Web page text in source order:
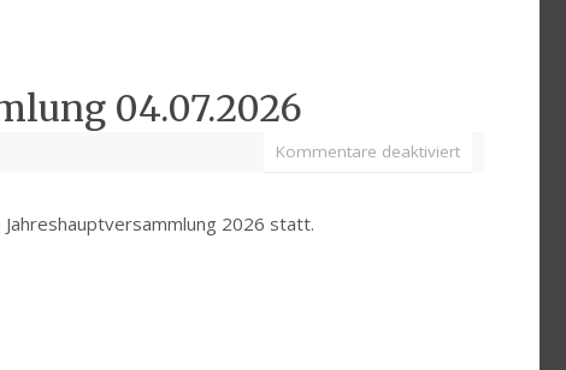
04.07.2026
Kommentare deaktiviert
2026 statt.